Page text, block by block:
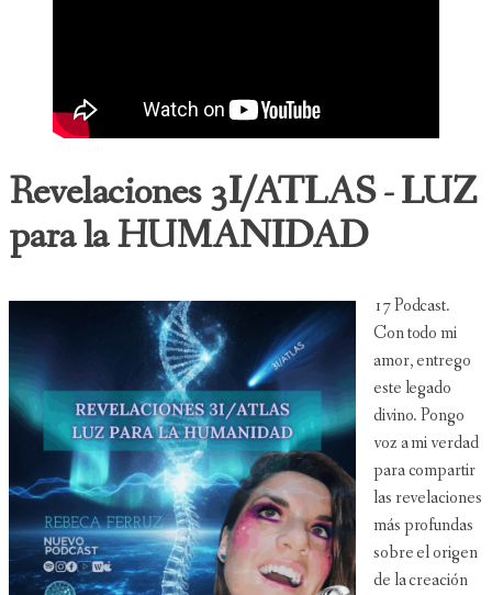
Revelaciones 3I/ATLAS - LUZ
para la HUMANIDAD
17 Podcast.
Con todo mi
amor, entrego
este legado
divino. Pongo
voz a mi verdad
para compartir
las revelaciones
más profundas
sobre el origen
de la creación